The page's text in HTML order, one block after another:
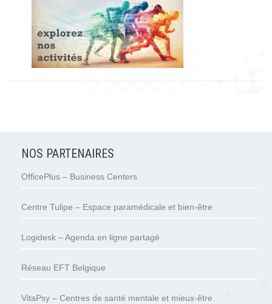
NOS PARTENAIRES
OfficePlus – Business Centers
Centre Tulipe – Espace paramédicale et bien-être
Logidesk – Agenda en ligne partagé
Réseau EFT Belgique
VitaPsy – Centres de santé mentale et mieux-être